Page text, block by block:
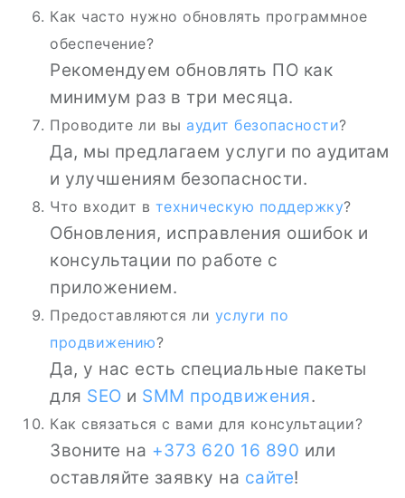
Как часто нужно обновлять программное
обеспечение?
Рекомендуем обновлять ПО как
минимум раз в три месяца.
Проводите ли вы аудит безопасности?
Да, мы предлагаем услуги по аудитам
и улучшениям безопасности.
Что входит в техническую поддержку?
Обновления, исправления ошибок и
консультации по работе с
приложением.
Предоставляются ли услуги по
продвижению?
Да, у нас есть специальные пакеты
для SEO и SMM продвижения.
Как связаться с вами для консультации?
Звоните на +373 620 16 890 или
оставляйте заявку на сайте!